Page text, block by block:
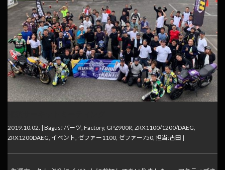
2019.10.02. | Bagus!パーツ, Factory, GPZ900R, ZRX1100/1200/DAEG,
ZRX1200DAEG, イベント, ゼファー1100, ゼファー750, 担当:古田 |